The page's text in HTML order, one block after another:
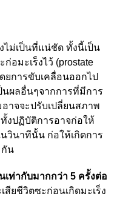
ไม่เป็นที่แน่ชัด ทั้งนี้เป็น
มะเร็งไว้ (prostate
ยการขับเคลื่อนออกไป
นผลอื่นๆจากการที่มีการ
าจจะปรับเปลี่ยนสภาพ
งปฏิบัติการอาจก่อให้
วินาทีนั้น ก่อให้เกิดการ
กัน
เท่ากับมากกว่า 5 ครั้งต่อ
สียชีวิตซะก่อนเกิดมะเร็ง